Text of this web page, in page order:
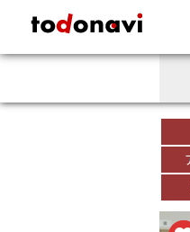
todonavi - 鹿児島のクーポンサ